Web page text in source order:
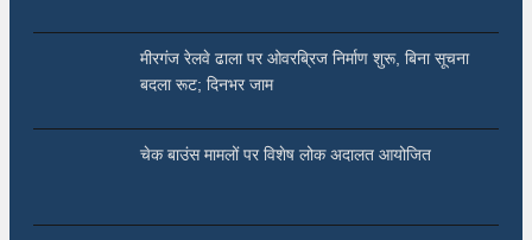
मीरगंज रेलवे ढाला पर ओवरब्रिज निर्माण शुरू, बिना सूचना
बदला रूट; दिनभर जाम
चेक बाउंस मामलों पर विशेष लोक अदालत आयोजित